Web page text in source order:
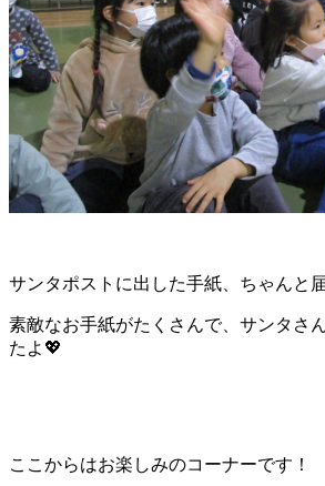
サンタポストに出した手紙、ちゃんと
素敵なお手紙がたくさんで、サンタさ
たよ💖
ここからはお楽しみのコーナーです！